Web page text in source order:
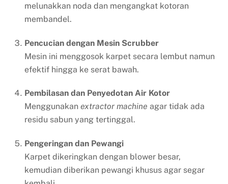
melunakkan noda dan mengangkat kotoran
membandel.
Pencucian dengan Mesin Scrubber
Mesin ini menggosok karpet secara lembut namun
efektif hingga ke serat bawah.
Pembilasan dan Penyedotan Air Kotor
Menggunakan extractor machine agar tidak ada
residu sabun yang tertinggal.
Pengeringan dan Pewangi
Karpet dikeringkan dengan blower besar,
kemudian diberikan pewangi khusus agar segar